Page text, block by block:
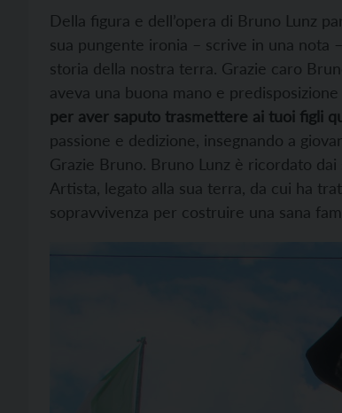
Della figura e dell’opera di Bruno Lunz
sua pungente ironia – scrive in una nota
storia della nostra terra. Grazie caro
aveva una buona mano e
per aver saputo trasmettere ai tuoi figli
passione e dedizione, insegnando a
Grazie Bruno. Bruno Lunz è ricordato
Artista, legato alla sua terra, da cui ha
sopravvivenza per costruire una sana